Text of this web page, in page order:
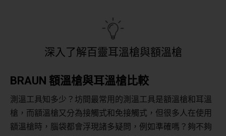
深入了解百靈耳溫槍與額溫槍
BRAUN 額溫槍與耳溫槍比較
測溫工具知多少？坊間最常用的測溫工具是額溫槍和耳溫
槍，而額溫槍又分為接觸式和免接觸式，但很多人在使用
額溫槍時，腦袋都會浮現諸多疑問，例如準確嗎？夠不夠